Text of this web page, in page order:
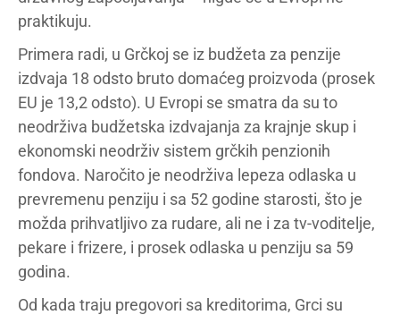
praktikuju.
Primera radi, u Grčkoj se iz budžeta za penzije
izdvaja 18 odsto bruto domaćeg proizvoda (prosek
EU je 13,2 odsto). U Evropi se smatra da su to
neodrživa budžetska izdvajanja za krajnje skup i
ekonomski neodrživ sistem grčkih penzionih
fondova. Naročito je neodrživa lepeza odlaska u
prevremenu penziju i sa 52 godine starosti, što je
možda prihvatljivo za rudare, ali ne i za tv-voditelje,
pekare i frizere, i prosek odlaska u penziju sa 59
godina.
Od kada traju pregovori sa kreditorima, Grci su